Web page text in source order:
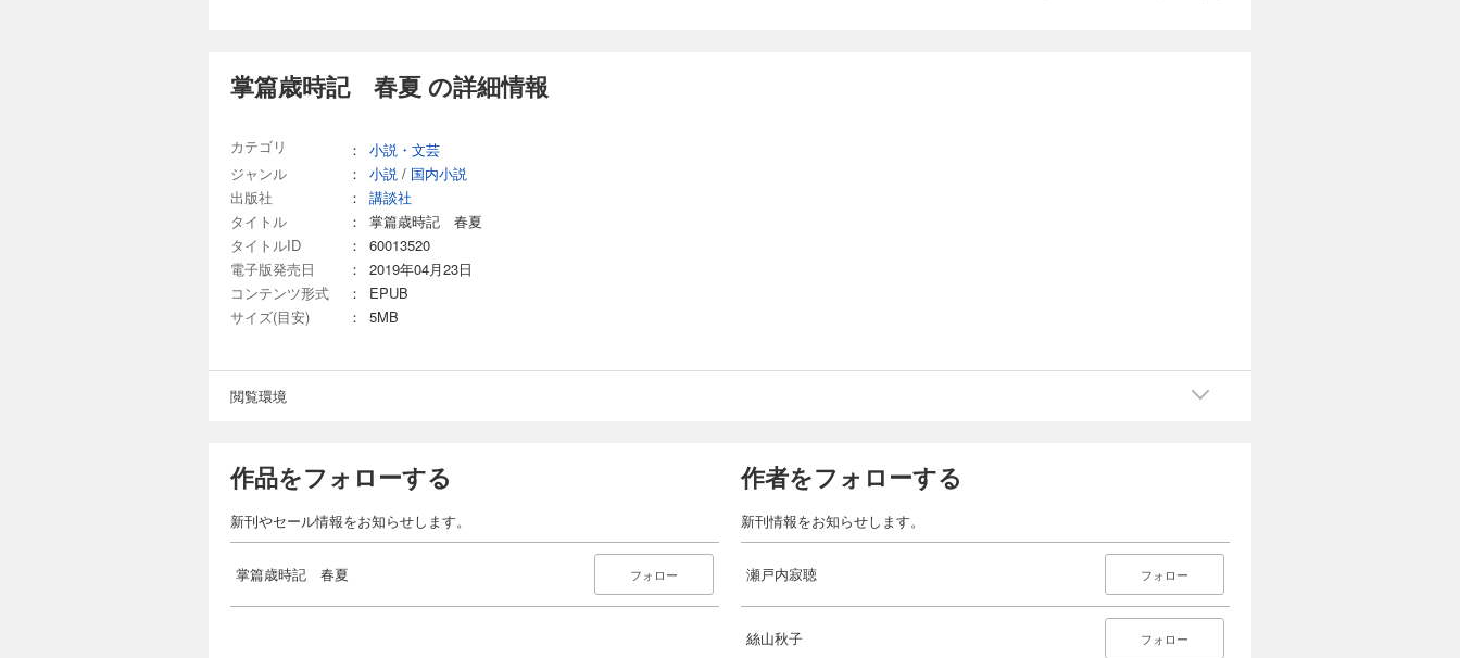
掌篇歳時記 春夏 の詳細情報
カテゴリ ：
小説・文芸
ジャンル
： 小説 / 国内小説
出版社
：
講談社
タイトル
：
掌篇歳時記 春夏
タイトルID
：
60013520
電子版発売日
：
2019年04月23日
コンテンツ形式
：
EPUB
サイズ(目安)
： 5MB
閲覧環境
作品をフォローする
新刊やセール情報をお知らせします。
掌篇歳時記 春夏 フォロー
作者をフォローする
新刊情報をお知らせします。
瀬戸内寂聴 フォロー
絲山秋子 フォロー